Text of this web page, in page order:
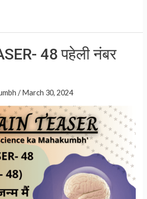
48 पहेली नंबर
/March 30, 2024